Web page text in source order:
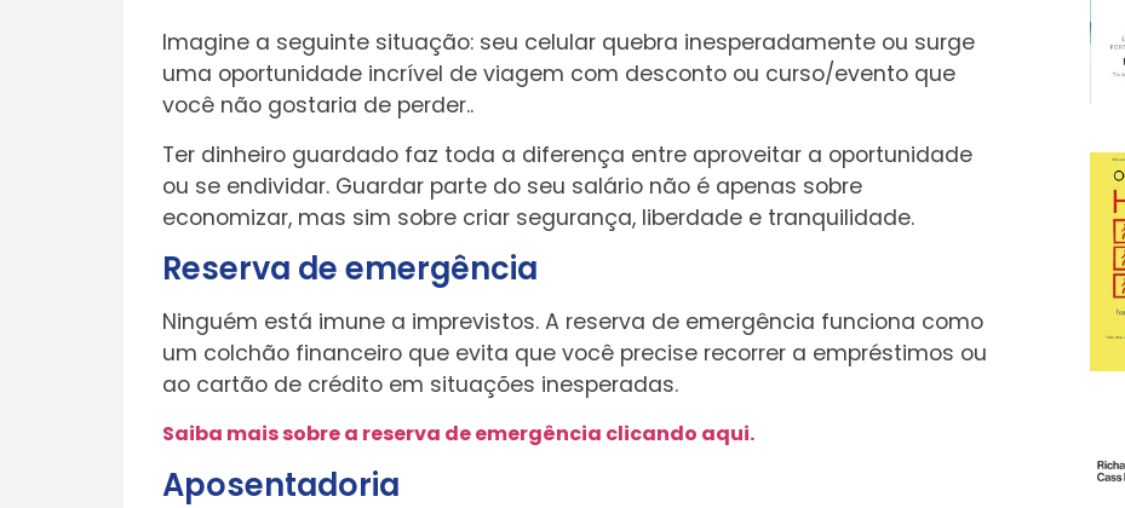
Imagine a seguinte situação: seu celular quebra inesperadamente ou surge
uma oportunidade incrível de viagem com desconto ou curso/evento que
você não gostaria de perder..
Ter dinheiro guardado faz toda a diferença entre aproveitar a oportunidade
ou se endividar. Guardar parte do seu salário não é apenas sobre
economizar, mas sim sobre criar segurança, liberdade e tranquilidade.
Reserva de emergência
Ninguém está imune a imprevistos. A reserva de emergência funciona como
um colchão financeiro que evita que você precise recorrer a empréstimos ou
ao cartão de crédito em situações inesperadas.
Saiba mais sobre a reserva de emergência clicando aqui.
Aposentadoria